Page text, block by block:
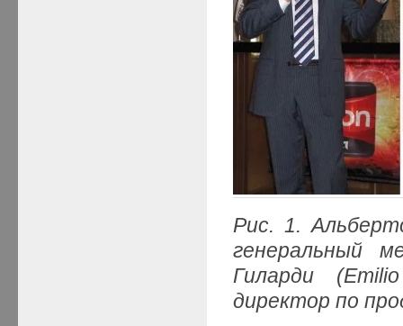
Рис. 1.
генеральный
Гиларди (
директор по